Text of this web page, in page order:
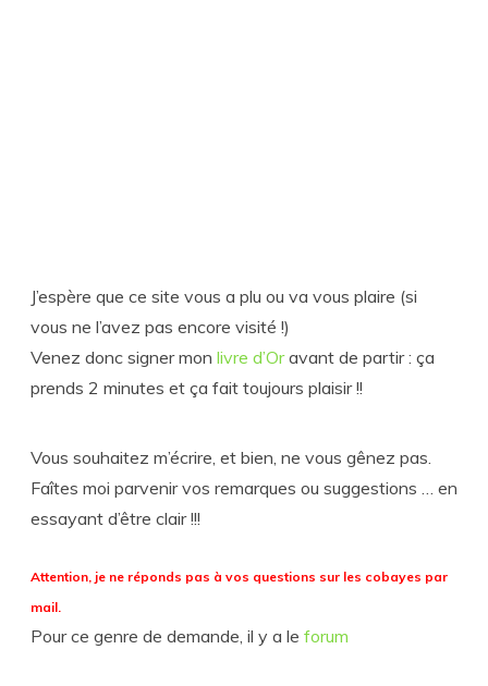
J’espère que ce site vous a plu ou va vous plaire (si
vous ne l’avez pas encore visité !)
Venez donc signer mon livre d’Oravant de partir : ça
prends 2 minutes et ça fait toujours plaisir !!
Vous souhaitez m’écrire, et bien, ne vous gênez pas.
Faîtes moi parvenir vos remarques ou suggestions … en
essayant d’être clair !!!
Attention, je ne réponds pas à vos questions sur les cobayes par
mail.
Pour ce genre de demande, il y a le forum